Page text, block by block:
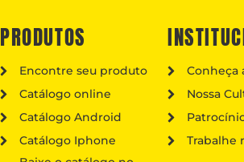
PRODUTOS
Encontre seu produto
Catálogo online
Catálogo Android
Catálogo Iphone
Conheça
Nossa
Trabalhe